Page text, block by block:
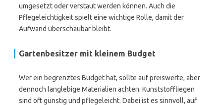
umgesetzt oder verstaut werden können. Auch die
Pflegeleichtigkeit spielt eine wichtige Rolle, damit der
Aufwand überschaubar bleibt.
Gartenbesitzer mit kleinem Budget
Wer ein begrenztes Budget hat, sollte auf preiswerte, aber
dennoch langlebige Materialien achten. Kunststoffliegen
sind oft günstig und pflegeleicht. Dabei ist es sinnvoll, auf